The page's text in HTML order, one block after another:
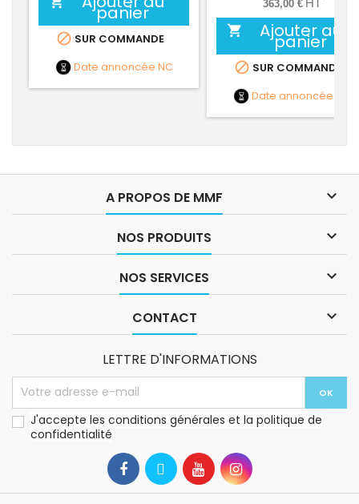
panier
 SUR COMMANDE
Date annoncée NC
363,00 € HT
 Ajouter au
panier
 SUR COMMANDE
Date annoncée
A PROPOS DE MMF 
NOS PRODUITS 
NOS SERVICES 
CONTACT 
LETTRE D'INFORMATIONS
J'accepte les conditions générales et la politique de
confidentialité